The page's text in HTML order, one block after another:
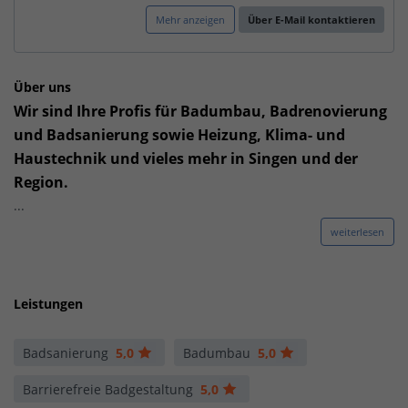
Mehr anzeigen Über E-Mail kontaktieren
Über uns
Wir sind Ihre Profis für Badumbau, Badrenovierung
und Badsanierung sowie Heizung, Klima- und
Haustechnik und vieles mehr in Singen und der
Region.
...
weiterlesen
Leistungen
Badsanierung 5,0 Badumbau 5,0
Barrierefreie Badgestaltung 5,0